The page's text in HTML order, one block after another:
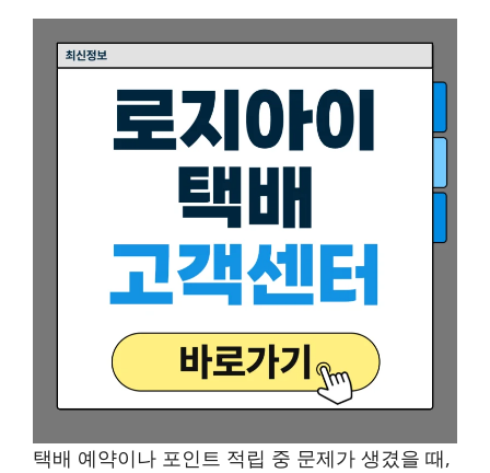
택배 예약이나 포인트 적립 중 문제가 생겼을 때,